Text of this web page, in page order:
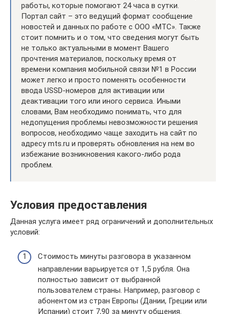
работы, которые помогают 24 часа в сутки.
Портал сайт – это ведущий формат сообщение
новостей и данных по работе с ООО «МТС». Также
стоит помнить и о том, что сведения могут быть
не только актуальными в момент Вашего
прочтения материалов, поскольку время от
времени компания мобильной связи №1 в России
может легко и просто поменять особенности
ввода USSD-номеров для активации или
деактивации того или иного сервиса. Иными
словами, Вам необходимо понимать, что для
недопущения проблемы невозможности решения
вопросов, необходимо чаще заходить на сайт по
адресу mts.ru и проверять обновления на нем во
избежание возникновения какого-либо рода
проблем.
Условия предоставления
Данная услуга имеет ряд ограничений и дополнительных
условий:
Стоимость минуты разговора в указанном
направлении варьируется от 1,5 рубля. Она
полностью зависит от выбранной
пользователем страны. Например, разговор с
абонентом из стран Европы (Дании, Греции или
Испании) стоит 7,90 за минуту общения.